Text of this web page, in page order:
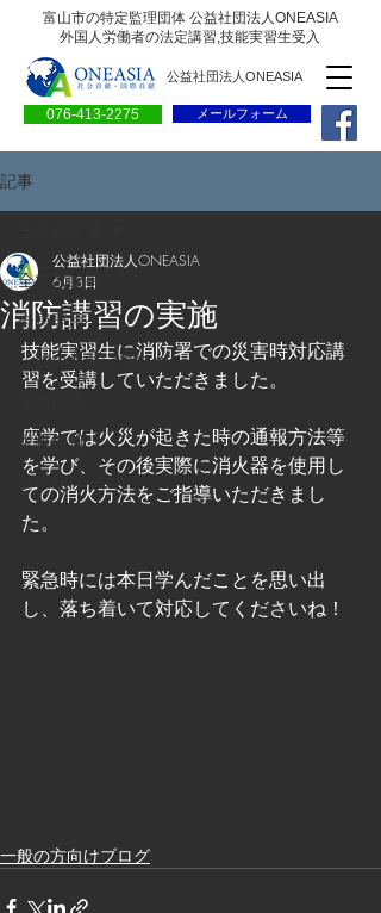
富山市の特定監理団体 公益社団法人ONEASIA
外国人労働者の法定講習,技能実習生受入
076-413-2275
公益社団法人ONEASIA
メールフォーム
記事
全ての記事
会員専用ページ
一般の方向けブログ
求職情報
プレリリース
消防講習の実施
公益社団法人ONEASIA
6月3日
技能実習生に消防署での災害時対応講
習を受講していただきました。
座学では火災が起きた時の通報方法等
を学び、その後実際に消火器を使用し
ての消火方法をご指導いただきまし
た。
緊急時には本日学んだことを思い出
し、落ち着いて対応してくださいね！
一般の方向けブログ